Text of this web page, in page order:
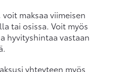
maksaa viimeisen
tai osissa. Voit myös
hyvityshintaa vastaan
yhteyteen myös